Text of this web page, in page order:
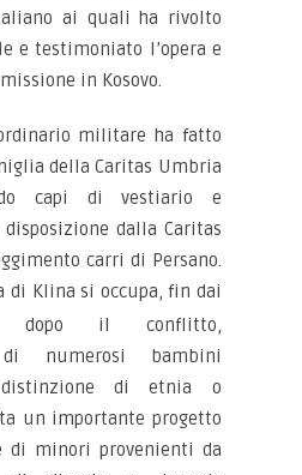
ai quali ha rivolto
e testimoniato l’opera e
in Kosovo.
militare ha fatto
della Caritas Umbria
capi di vestiario e
dalla Caritas
carri di Persano.
di Klina si occupa, fin dai
dopo il conflitto,
di numerosi bambini
distinzione di etnia o
un importante progetto
di minori provenienti da